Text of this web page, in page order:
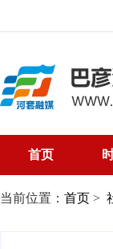
首页
当前位置： 首页 >